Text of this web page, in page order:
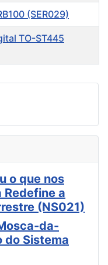
(SER029)
TO-ST445
o que nos
Redefine a
(NS021)
da-
do Sistema